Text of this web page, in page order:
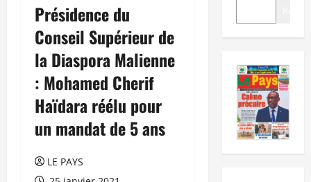
Présidence du
Conseil Supérieur de
la Diaspora Malienne
: Mohamed Cherif
Haïdara réélu pour
un mandat de 5 ans
LE PAYS